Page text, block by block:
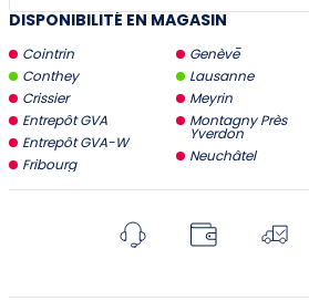
DISPONIBILITÉ EN MAGASIN
Cointrin
Conthey
Crissier
Entrepôt GVA
Entrepôt GVA-W
Fribourg
Genève
Lausanne
Meyrin
Montagny Près
Yverdon
Neuchâtel